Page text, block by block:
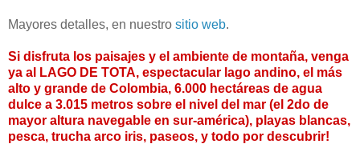
Mayores detalles, en nuestro sitio web.
Si disfruta los paisajes y el ambiente de montaña, venga
ya al LAGO DE TOTA, espectacular lago andino, el más
alto y grande de Colombia, 6.000 hectáreas de agua
dulce a 3.015 metros sobre el nivel del mar (el 2do de
mayor altura navegable en sur-américa), playas blancas,
pesca, trucha arco iris, paseos, y todo por descubrir!